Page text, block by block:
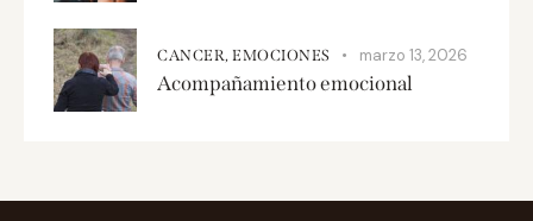
CANCER, EMOCIONES marzo 13, 2026
Acompañamiento emocional